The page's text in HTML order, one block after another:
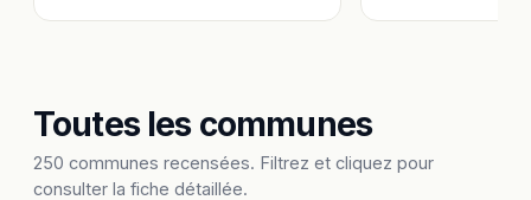
Toutes les communes
250 communes recensées. Filtrez et cliquez pour
consulter la fiche détaillée.